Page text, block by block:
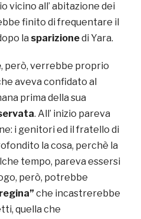
vicino all’ abitazione dei
finito di frequentare il
la sparizionedi Yara.
, però, verrebbe proprio
aveva confidato al
prima della sua
. All’ inizio pareva
i genitori ed il fratello di
la cosa, perchè la
tempo, pareva essersi
però, potrebbe
che incastrerebbe
quella che